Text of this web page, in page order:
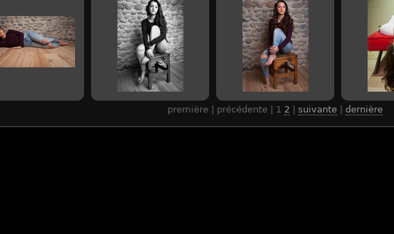
première | précédente | 1 2 suivante dernière